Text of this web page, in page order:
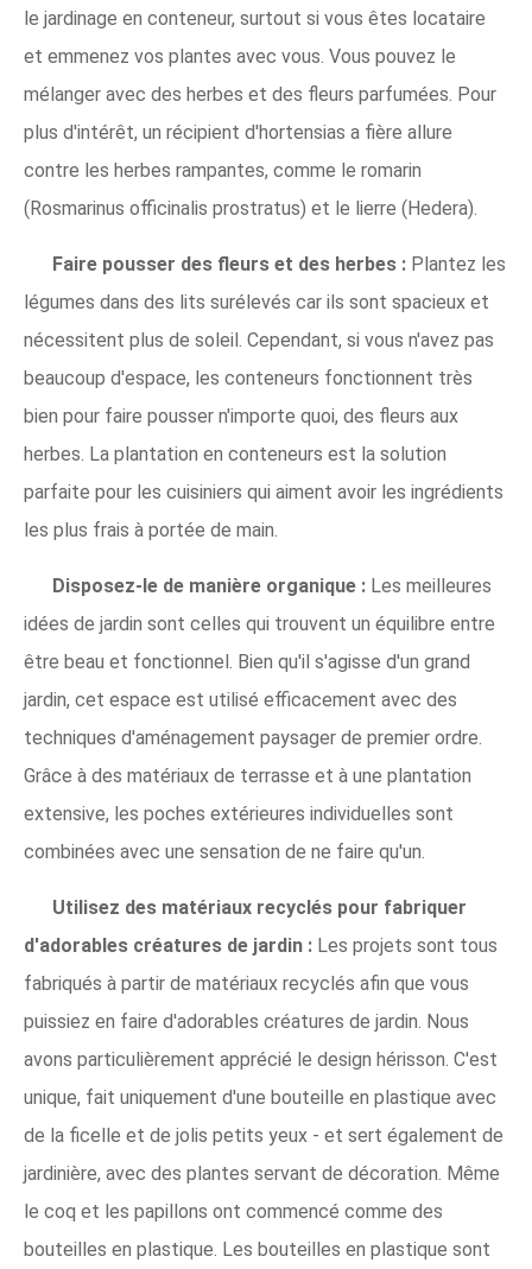
le jardinage en conteneur, surtout si vous êtes locataire
et emmenez vos plantes avec vous. Vous pouvez le
mélanger avec des herbes et des fleurs parfumées. Pour
plus d'intérêt, un récipient d'hortensias a fière allure
contre les herbes rampantes, comme le romarin
(Rosmarinus officinalis prostratus) et le lierre (Hedera).
Faire pousser des fleurs et des herbes : Plantez les
légumes dans des lits surélevés car ils sont spacieux et
nécessitent plus de soleil. Cependant, si vous n'avez pas
beaucoup d'espace, les conteneurs fonctionnent très
bien pour faire pousser n'importe quoi, des fleurs aux
herbes. La plantation en conteneurs est la solution
parfaite pour les cuisiniers qui aiment avoir les ingrédients
les plus frais à portée de main.
Disposez-le de manière organique : Les meilleures
idées de jardin sont celles qui trouvent un équilibre entre
être beau et fonctionnel. Bien qu'il s'agisse d'un grand
jardin, cet espace est utilisé efficacement avec des
techniques d'aménagement paysager de premier ordre.
Grâce à des matériaux de terrasse et à une plantation
extensive, les poches extérieures individuelles sont
combinées avec une sensation de ne faire qu'un.
Utilisez des matériaux recyclés pour fabriquer
d'adorables créatures de jardin : Les projets sont tous
fabriqués à partir de matériaux recyclés afin que vous
puissiez en faire d'adorables créatures de jardin. Nous
avons particulièrement apprécié le design hérisson. C'est
unique, fait uniquement d'une bouteille en plastique avec
de la ficelle et de jolis petits yeux - et sert également de
jardinière, avec des plantes servant de décoration. Même
le coq et les papillons ont commencé comme des
bouteilles en plastique. Les bouteilles en plastique sont